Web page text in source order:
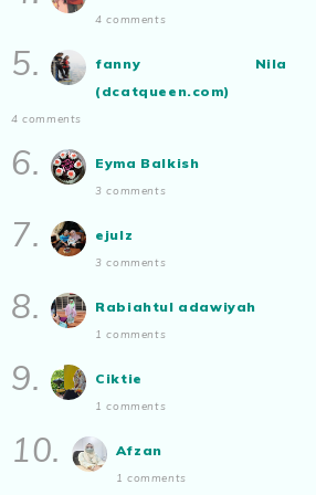
4 comments
5.
fanny Nila
(dcatqueen.com)
4 comments
6. Eyma Balkish
3 comments
7. ejulz
3 comments
8. Rabiahtul adawiyah
1 comments
9. Ciktie
1 comments
10. Afzan
1 comments